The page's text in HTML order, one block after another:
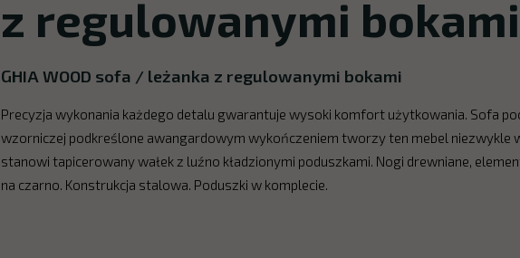
z regulowanymi bokami
GHIA WOOD sofa / leżanka z regulowanymi bokami
Precyzja wykonania każdego detalu gwarantuje wysoki komfort użytkowania. Sofa
wzorniczej podkreślone awangardowym wykończeniem tworzy ten mebel niezwykle
stanowi tapicerowany wałek z luźno kładzionymi poduszkami. Nogi drewniane,
na czarno. Konstrukcja stalowa. Poduszki w komplecie.